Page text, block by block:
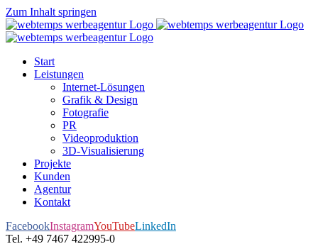
Zum Inhalt springen
Start
Leistungen
Internet-Lösungen
Grafik & Design
Fotografie
PR
Videoproduktion
3D-Visualisierung
Projekte
Kunden
Agentur
Kontakt
FacebookInstagramYouTubeLinkedIn
Tel. +49 7467 422995-0